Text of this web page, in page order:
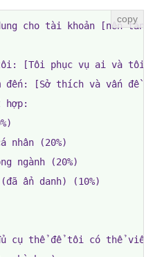
cho tài khoản [nền
tôi: [Tôi phục vụ ai và tôi
đến: [Sở thích và vấn đề
hợp:
nhân (20%)
ngành (20%)
ẩn danh) (10%)
cụ thể để tôi có thể